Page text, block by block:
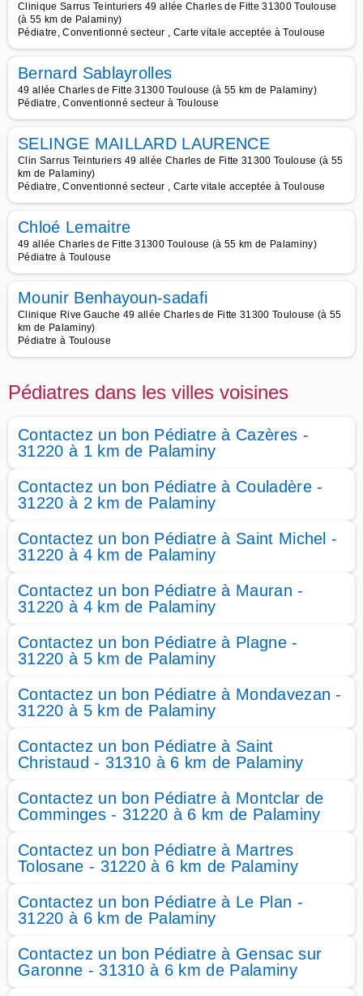
Clinique Sarrus Teinturiers 49 allée Charles de Fitte 31300 Toulouse
(à 55 km de Palaminy)
Pédiatre, Conventionné secteur , Carte vitale acceptée à Toulouse
Bernard Sablayrolles
49 allée Charles de Fitte 31300 Toulouse (à 55 km de Palaminy)
Pédiatre, Conventionné secteur à Toulouse
SELINGE MAILLARD LAURENCE
Clin Sarrus Teinturiers 49 allée Charles de Fitte 31300 Toulouse (à 55
km de Palaminy)
Pédiatre, Conventionné secteur , Carte vitale acceptée à Toulouse
Chloé Lemaitre
49 allée Charles de Fitte 31300 Toulouse (à 55 km de Palaminy)
Pédiatre à Toulouse
Mounir Benhayoun-sadafi
Clinique Rive Gauche 49 allée Charles de Fitte 31300 Toulouse (à 55
km de Palaminy)
Pédiatre à Toulouse
Pédiatres dans les villes voisines
Contactez un bon Pédiatre à Cazères -
31220 à 1 km de Palaminy
Contactez un bon Pédiatre à Couladère -
31220 à 2 km de Palaminy
Contactez un bon Pédiatre à Saint Michel -
31220 à 4 km de Palaminy
Contactez un bon Pédiatre à Mauran -
31220 à 4 km de Palaminy
Contactez un bon Pédiatre à Plagne -
31220 à 5 km de Palaminy
Contactez un bon Pédiatre à Mondavezan -
31220 à 5 km de Palaminy
Contactez un bon Pédiatre à Saint
Christaud - 31310 à 6 km de Palaminy
Contactez un bon Pédiatre à Montclar de
Comminges - 31220 à 6 km de Palaminy
Contactez un bon Pédiatre à Martres
Tolosane - 31220 à 6 km de Palaminy
Contactez un bon Pédiatre à Le Plan -
31220 à 6 km de Palaminy
Contactez un bon Pédiatre à Gensac sur
Garonne - 31310 à 6 km de Palaminy